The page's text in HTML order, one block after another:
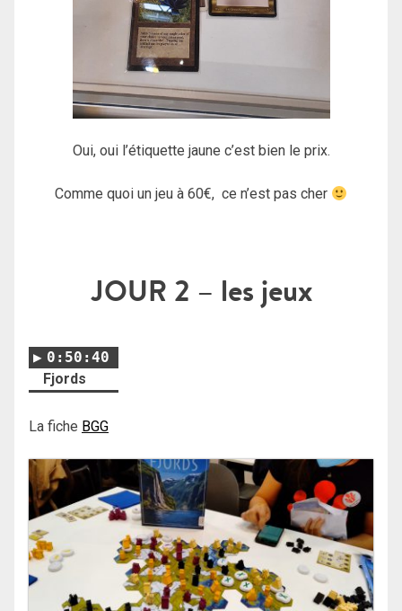
Oui, oui l’étiquette jaune c’est bien le prix.
Comme quoi un jeu à 60€, ce n’est pas cher
JOUR 2 – les jeux
0:50:40
Fjords
La fiche BGG